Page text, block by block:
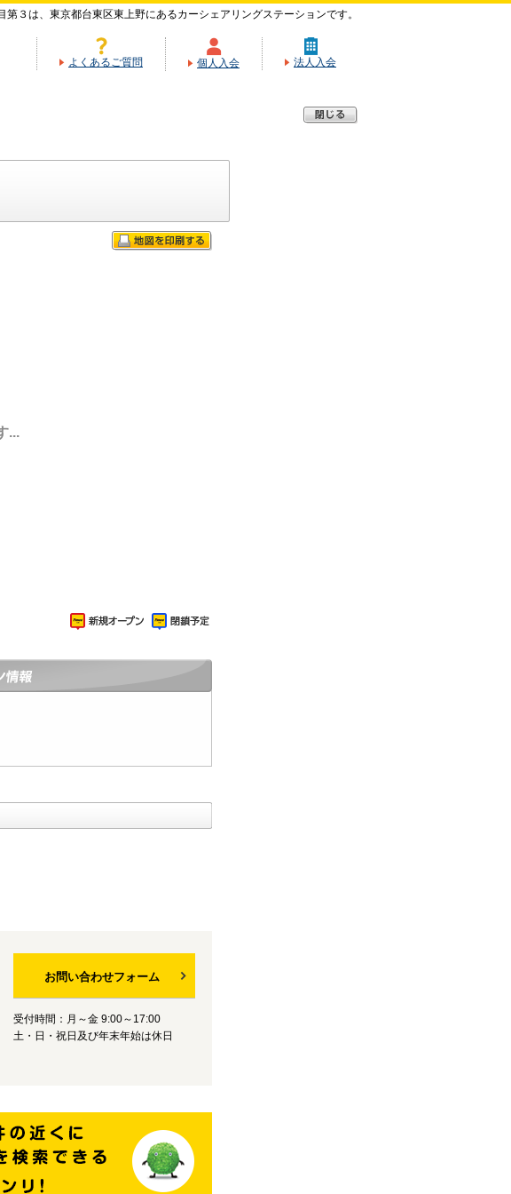
第３は、東京都台東区東上野にあるカーシェアリングステーションです。
よくあるご質問 個人入会 法人入会
...
お問い合わせフォーム
受付時間：月～金 9:00～17:00
土・日・祝日及び年末年始は休日